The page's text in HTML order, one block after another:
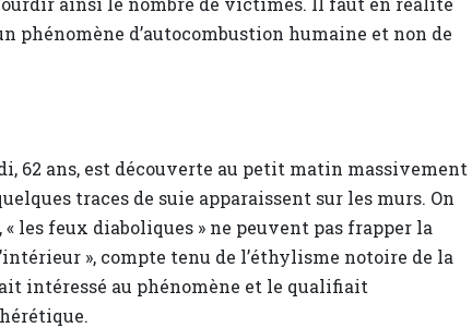
phénomène d’autocombustion humaine et non de
62 ans, est découverte au petit matin massivement
traces de suie apparaissent sur les murs. On
« les feux diaboliques » ne peuvent pas frapper la
», compte tenu de l’éthylisme notoire de la
intéressé au phénomène et le qualifiait